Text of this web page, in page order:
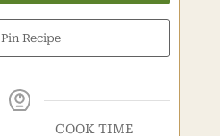
Pin Recipe
COOK TIME